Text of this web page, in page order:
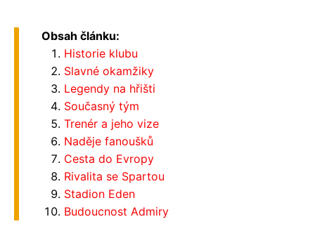
Obsah článku:
Historie klubu
Slavné okamžiky
Legendy na hřišti
Současný tým
Trenér a jeho vize
Naděje fanoušků
Cesta do Evropy
Rivalita se Spartou
Stadion Eden
Budoucnost Admiry